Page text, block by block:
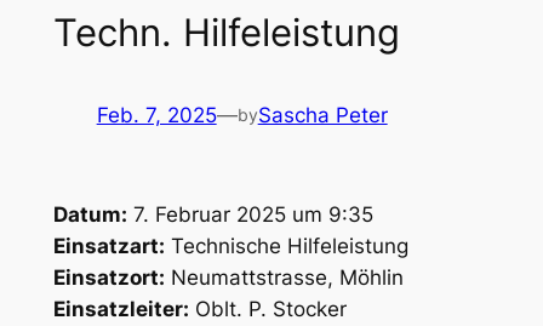
Techn. Hilfeleistung
Feb. 7, 2025—bySascha Peter
Datum: 7. Februar 2025 um 9:35
Einsatzart: Technische Hilfeleistung
Einsatzort: Neumattstrasse, Möhlin
Einsatzleiter: Oblt. P. Stocker